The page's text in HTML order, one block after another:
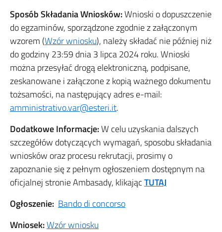
Sposób Składania Wniosków:Wnioski o dopuszczenie
do egzaminów, sporządzone zgodnie z załączonym
wzorem (Wzór wniosku), należy składać nie później niż
do godziny 23:59 dnia 3 lipca 2024 roku. Wnioski
można przesyłać drogą elektroniczną, podpisane,
zeskanowane i załączone z kopią ważnego dokumentu
tożsamości, na następujący adres e-mail:
amministrativo.var@esteri.it.
Dodatkowe Informacje:W celu uzyskania dalszych
szczegółów dotyczących wymagań, sposobu składania
wniosków oraz procesu rekrutacji, prosimy o
zapoznanie się z pełnym ogłoszeniem dostępnym na
oficjalnej stronie Ambasady, klikającTUTAJ
Ogłoszenie: Bando di concorso
Wniosek:Wzór wniosku